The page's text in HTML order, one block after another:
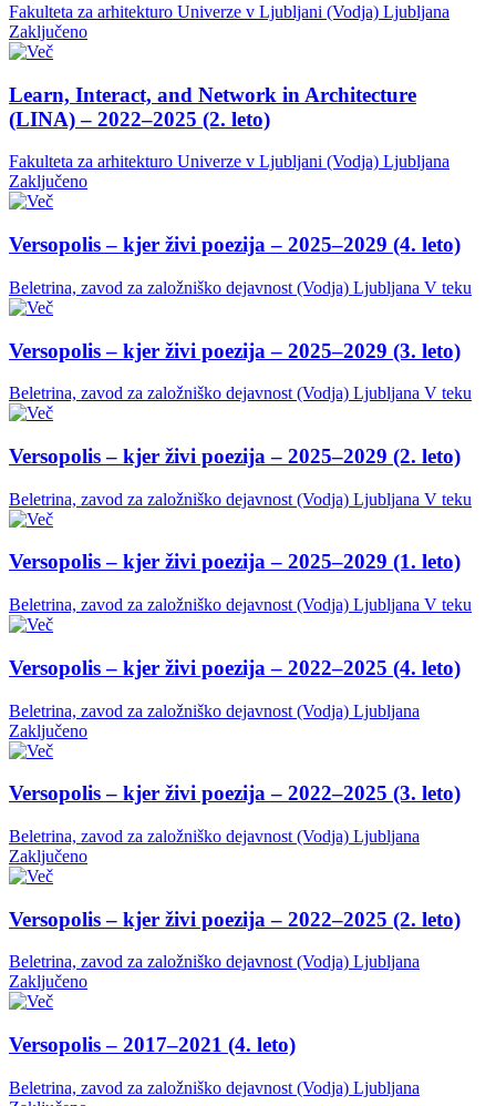
Fakulteta za arhitekturo Univerze v Ljubljani (Vodja) Ljubljana
Zaključeno
Learn, Interact, and Network in Architecture
(LINA) – 2022–2025 (2. leto)
Fakulteta za arhitekturo Univerze v Ljubljani (Vodja) Ljubljana
Zaključeno
Versopolis – kjer živi poezija – 2025–2029 (4. leto)
Beletrina, zavod za založniško dejavnost (Vodja) Ljubljana V teku
Versopolis – kjer živi poezija – 2025–2029 (3. leto)
Beletrina, zavod za založniško dejavnost (Vodja) Ljubljana V teku
Versopolis – kjer živi poezija – 2025–2029 (2. leto)
Beletrina, zavod za založniško dejavnost (Vodja) Ljubljana V teku
Versopolis – kjer živi poezija – 2025–2029 (1. leto)
Beletrina, zavod za založniško dejavnost (Vodja) Ljubljana V teku
Versopolis – kjer živi poezija – 2022–2025 (4. leto)
Beletrina, zavod za založniško dejavnost (Vodja) Ljubljana
Zaključeno
Versopolis – kjer živi poezija – 2022–2025 (3. leto)
Beletrina, zavod za založniško dejavnost (Vodja) Ljubljana
Zaključeno
Versopolis – kjer živi poezija – 2022–2025 (2. leto)
Beletrina, zavod za založniško dejavnost (Vodja) Ljubljana
Zaključeno
Versopolis – 2017–2021 (4. leto)
Beletrina, zavod za založniško dejavnost (Vodja) Ljubljana